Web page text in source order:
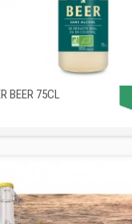
BEER 75CL